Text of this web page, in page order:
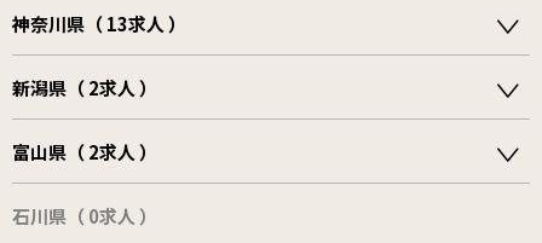
神奈川県（ 13求人 ）
新潟県（ 2求人 ）
富山県（ 2求人 ）
石川県（ 0求人 ）